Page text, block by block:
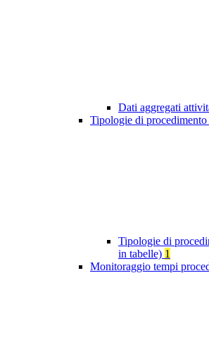
Dati aggregati
Tipologie di procedimento
Tipologie di
in tabelle) 1
Monitoraggio tempi